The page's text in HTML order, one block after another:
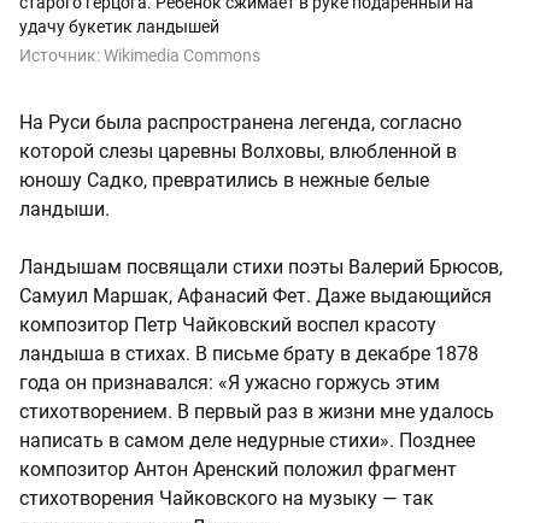
удачу букетик ландышей
Источник:Wikimedia Commons
На Руси была распространена легенда, согласно
которой слезы царевны Волховы, влюбленной в
юношу Садко, превратились в нежные белые
ландыши.
Ландышам посвящали стихи поэты Валерий Брюсов,
Самуил Маршак, Афанасий Фет. Даже выдающийся
композитор Петр Чайковский воспел красоту
ландыша в стихах. В письме брату в декабре 1878
года он признавался: «Я ужасно горжусь этим
стихотворением. В первый раз в жизни мне удалось
написать в самом деле недурные стихи». Позднее
композитор Антон Аренский положил фрагмент
стихотворения Чайковского на музыку — так